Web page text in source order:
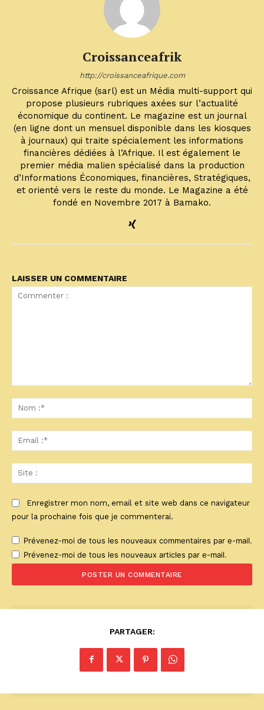
Croissanceafrik
http://croissanceafrique.com
Croissance Afrique (sarl) est un Média multi-support qui
propose plusieurs rubriques axées sur l’actualité
économique du continent. Le magazine est un journal
(en ligne dont un mensuel disponible dans les kiosques
à journaux) qui traite spécialement les informations
financières dédiées à l’Afrique. Il est également le
premier média malien spécialisé dans la production
d’Informations Économiques, financières, Stratégiques,
et orienté vers le reste du monde. Le Magazine a été
fondé en Novembre 2017 à Bamako.
LAISSER UN COMMENTAIRE
:*
:*
:
Enregistrer mon nom, email et site web dans ce navigateur
pour la prochaine fois que je commenterai.
Prévenez-moi de tous les nouveaux commentaires par e-mail.
Prévenez-moi de tous les nouveaux articles par e-mail.
PARTAGER: